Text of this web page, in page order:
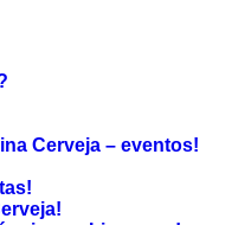
Cerveja – eventos!